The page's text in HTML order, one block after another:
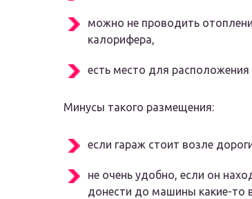
можно не проводить
калорифера,
есть место для
Минусы такого размещения:
если гараж стоит возле
не очень удобно, если он
донести до машины какие-то